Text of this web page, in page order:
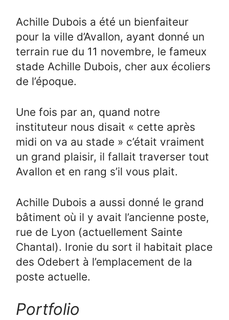
Achille Dubois a été un bienfaiteur
pour la ville d’Avallon, ayant donné un
terrain rue du 11 novembre, le fameux
stade Achille Dubois, cher aux écoliers
de l’époque.
Une fois par an, quand notre
instituteur nous disait « cette après
midi on va au stade » c’était vraiment
un grand plaisir, il fallait traverser tout
Avallon et en rang s’il vous plait.
Achille Dubois a aussi donné le grand
bâtiment où il y avait l’ancienne poste,
rue de Lyon (actuellement Sainte
Chantal). Ironie du sort il habitait place
des Odebert à l’emplacement de la
poste actuelle.
Portfolio